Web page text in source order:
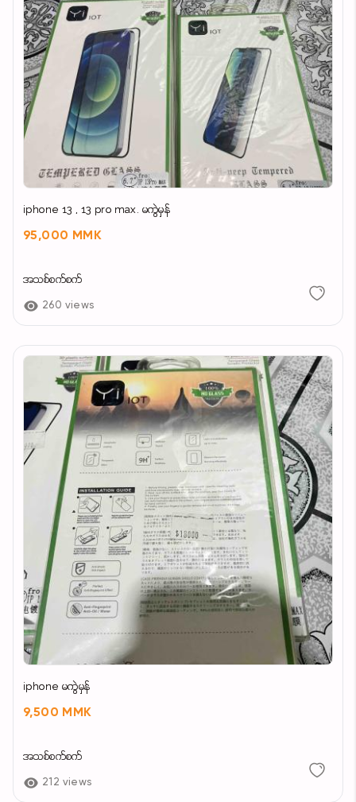
iphone 13 , 13 pro max. မကွဲမှန်
95,000 MMK
အသစ်စက်စက်
260 views
iphone မကွဲမှန်
9,500 MMK
အသစ်စက်စက်
212 views